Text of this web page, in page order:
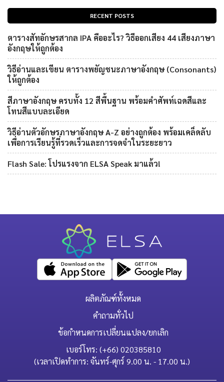
RECENT POSTS
ตารางสัทอักษรสากล IPA คืออะไร? วิธีออกเสียง 44 เสียงภาษา
อังกฤษให้ถูกต้อง
วิธีอ่านและเขียน ตารางพยัญชนะภาษาอังกฤษ (Consonants)
ให้ถูกต้อง
สีภาษาอังกฤษ ครบทั้ง 12 สีพื้นฐาน พร้อมคำศัพท์เฉดสีและ
โทนสีแบบละเอียด
วิธีอ่านตัวอักษรภาษาอังกฤษ A-Z อย่างถูกต้อง พร้อมเคล็ดลับ
เพื่อการเรียนรู้ที่รวดเร็วและการจดจำในระยะยาว
Flash Sale: โปรแรงจาก ELSA Speak มาแล้ว!
ผลิตภัณฑ์ทั้งหมด
คำถามทั่วไป
ข้อกำหนดการเปลี่ยนแปลง/ยกเลิก
เบอร์โทร: (+66) 020385810
(เวลาเปิดทำการ: จันทร์-ศุกร์ 9.00 น. - 17.00 น.)